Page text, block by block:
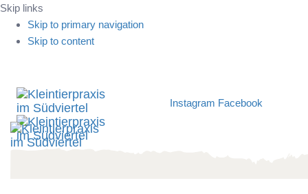
Skip links
Skip to primary navigation
Skip to content
Instagram Facebook